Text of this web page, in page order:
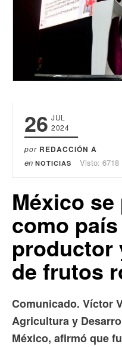
26 JUL
2024
por REDACCIÓN A
en NOTICIAS Visto: 6718
México
como
productor
de frutos
Comunicado. Víctor
Agricultura y
México, afirmó que